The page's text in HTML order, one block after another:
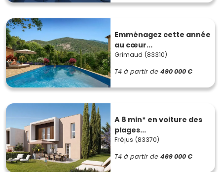
Emménagez cette année
au cœur...
Grimaud (83310)
T4 à partir de 490 000 €
A 8 min* en voiture des
plages...
Fréjus (83370)
T4 à partir de 469 000 €